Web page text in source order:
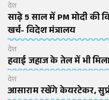
देश
साढ़े 5 साल में PM मोदी की
खर्च- विदेश मंत्रालय
देश
हवाई जहाज के तेल में भी
देश
आसाराम रखेंगे केयरटेकर,